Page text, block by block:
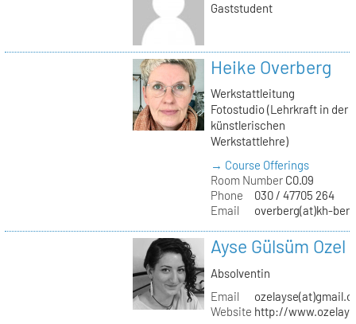
Gaststudent
Heike Overberg
Werkstattleitung
Fotostudio (Lehrkraft in der
künstlerischen
Werkstattlehre)
→ Course Offerings
Room NumberC0.09
Phone
030 / 47705 264
Email
overberg(at)kh-
Ayse Gülsüm Ozel
Absolventin
Email
Website http://